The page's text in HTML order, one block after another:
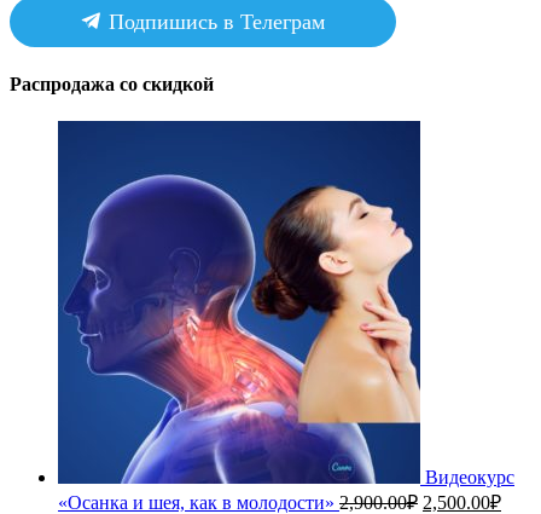
Подпишись в Телеграм
Распродажа со скидкой
Видеокурс
«Осанка и шея, как в молодости» 2,900.00₽ 2,500.00₽